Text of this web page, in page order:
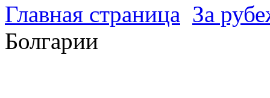
Главная страница За
Болгарии